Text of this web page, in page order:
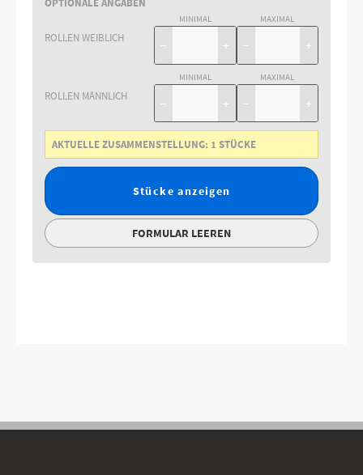
OPTIONALE ANGABEN
ROLLEN WEIBLICH
MINIMAL
− +
MAXIMAL
− +
ROLLEN MÄNNLICH
MINIMAL
− +
MAXIMAL
− +
AKTUELLE ZUSAMMENSTELLUNG: 1 STÜCKE
Stücke anzeigen
FORMULAR LEEREN